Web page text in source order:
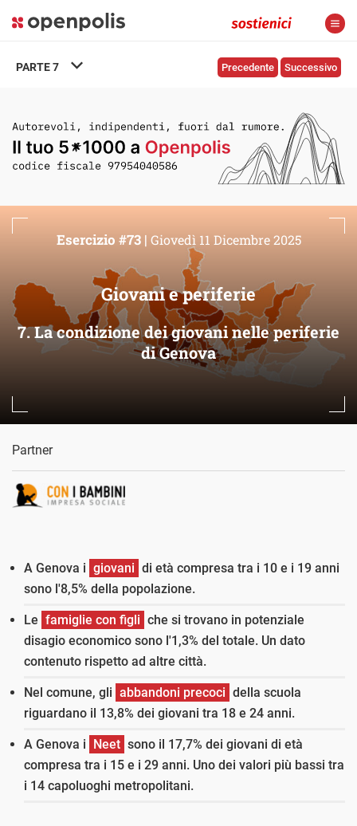
Precedente Successivo
PARTE7
Giovani e periferie
7. La condizione dei giovani nelle periferie
di Genova
Esercizio #73 | Giovedì 11 Dicembre 2025
Partner
A Genova i giovani di età compresa tra i 10 e i 19 anni
sono l'8,5% della popolazione.
Le famiglie con figli che si trovano in potenziale
disagio economico sono l'1,3% del totale. Un dato
contenuto rispetto ad altre città.
Nel comune, gli abbandoni precoci della scuola
riguardano il 13,8% dei giovani tra 18 e 24 anni.
A Genova i Neet sono il 17,7% dei giovani di età
compresa tra i 15 e i 29 anni. Uno dei valori più bassi tra
i 14 capoluoghi metropolitani.